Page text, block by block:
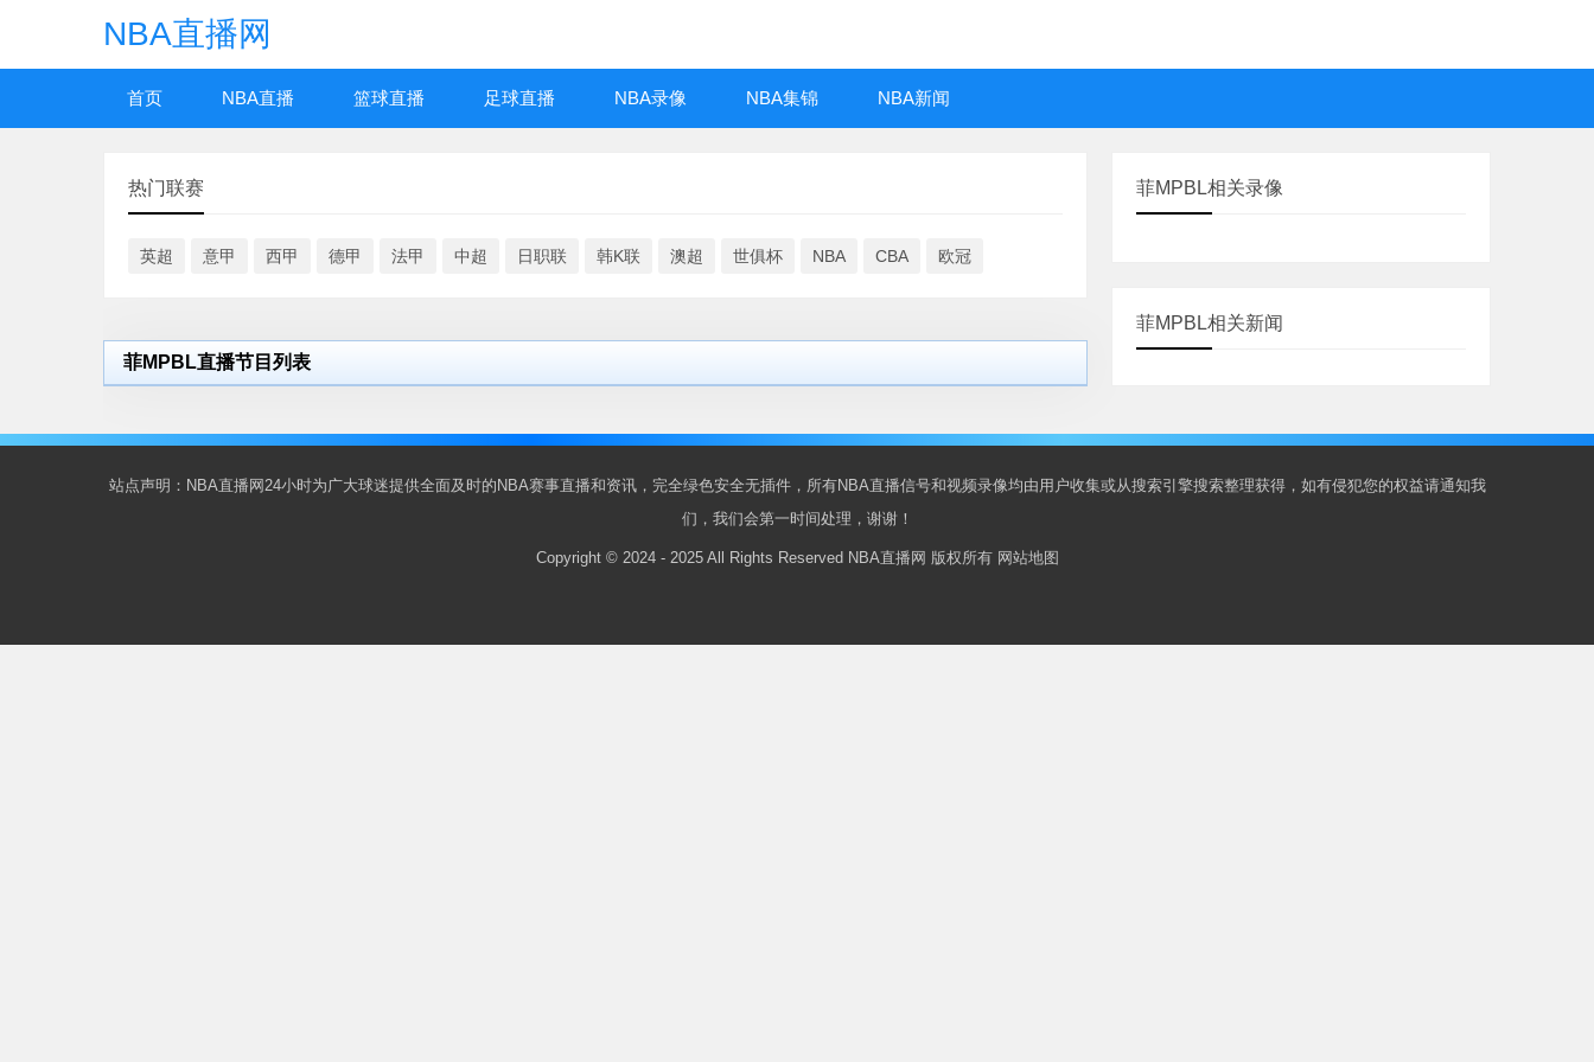
NBA直播网
首页 NBA直播 篮球直播 足球直播 NBA录像 NBA集锦 NBA新闻
热门联赛
英超 意甲 西甲 德甲 法甲 中超 日职联 韩K联 澳超 世俱杯 NBA CBA 欧冠
菲MPBL直播节目列表
菲MPBL相关录像
菲MPBL相关新闻
站点声明：NBA直播网24小时为广大球迷提供全面及时的NBA赛事直播和资讯，完全绿色安全无插件，所有NBA直播信号和视频录像均由用户收集或从搜索引擎搜索整理获得，如有侵犯您的权益请通知我
们，我们会第一时间处理，谢谢！
Copyright © 2024 - 2025 All Rights Reserved NBA直播网 版权所有 网站地图